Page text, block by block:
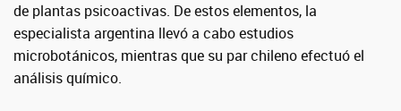
de plantas psicoactivas. De estos elementos, la
especialista argentina llevó a cabo estudios
microbotánicos, mientras que su par chileno efectuó el
análisis químico.